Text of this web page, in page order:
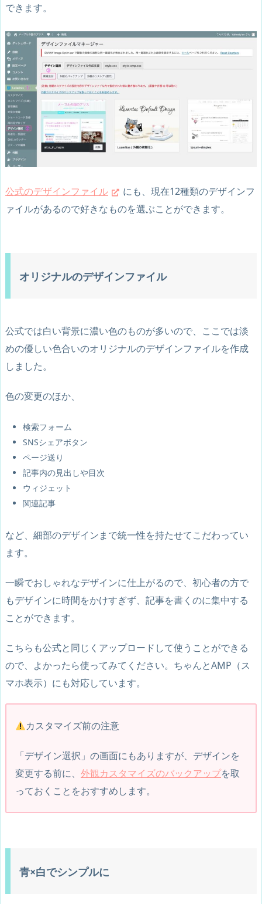
できます。
公式のデザインファイル
にも、現在12種類のデザインフ
ァイルがあるので好きなものを選ぶことができます。
オリジナルのデザインファイル
公式では白い背景に濃い色のものが多いので、ここでは淡
めの優しい色合いのオリジナルのデザインファイルを作成
しました。
色の変更のほか、
検索フォーム
SNSシェアボタン
ページ送り
記事内の見出しや目次
ウィジェット
関連記事
など、細部のデザインまで統一性を持たせてこだわってい
ます。
一瞬でおしゃれなデザインに仕上がるので、初心者の方で
もデザインに時間をかけすぎず、記事を書くのに集中する
ことができます。
こちらも公式と同じくアップロードして使うことができる
ので、よかったら使ってみてください。ちゃんとAMP（ス
マホ表示）にも対応しています。
カスタマイズ前の注意
「デザイン選択」の画面にもありますが、デザインを
変更する前に、 外観カスタマイズのバックアップを取
っておくことをおすすめします。
青×白でシンプルに